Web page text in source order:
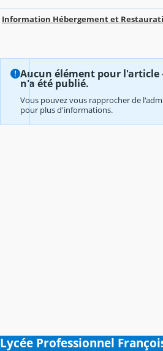
Information Hébergement et
Aucun élément pour l'article
n'a été publié.
Vous pouvez vous rapprocher de
pour plus d'informations.
Lycée Professionnel